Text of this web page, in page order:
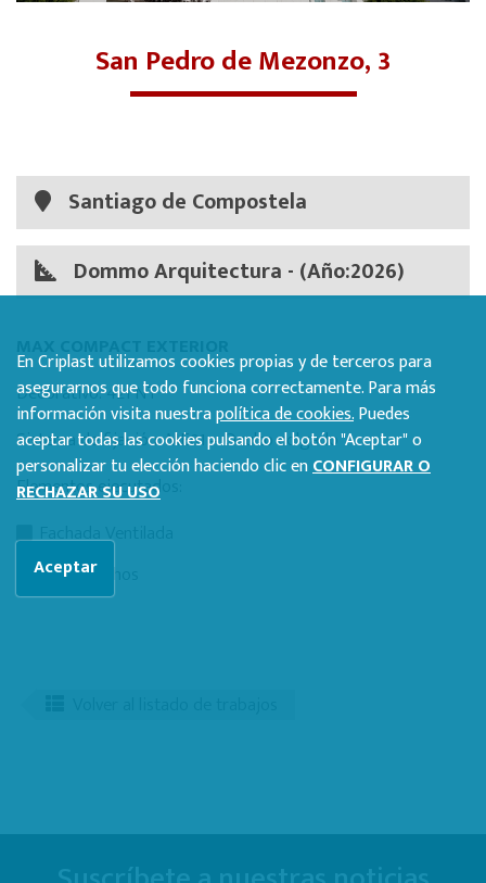
San Pedro de Mezonzo, 3
Santiago de Compostela
Dommo Arquitectura - (Año:2026)
MAX COMPACT EXTERIOR
Decorativo: 421 NT
Sistema de fijación: ME01 – Oculto colgado
Elementos ejecutados:
Fachada Ventilada
Falsos techos
En Criplast utilizamos cookies propias y de terceros para
asegurarnos que todo funciona correctamente. Para más
información visita nuestrapolítica de cookies.Puedes
aceptar todas las cookies pulsando el botón "Aceptar" o
personalizar tu elección haciendo clic enCONFIGURAR O
RECHAZAR SU USO
Aceptar